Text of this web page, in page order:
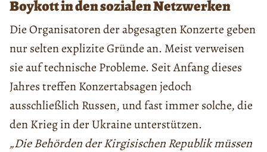
Boykott in den sozialen Netzwerken
Die Organisatoren der abgesagten Konzerte geben
nur selten explizite Gründe an. Meist verweisen
sie auf technische Probleme. Seit Anfang dieses
Jahres treffen Konzertabsagen jedoch
ausschließlich Russen, und fast immer solche, die
den Krieg in der Ukraine unterstützen.
„Die Behörden der Kirgisischen Republik müssen